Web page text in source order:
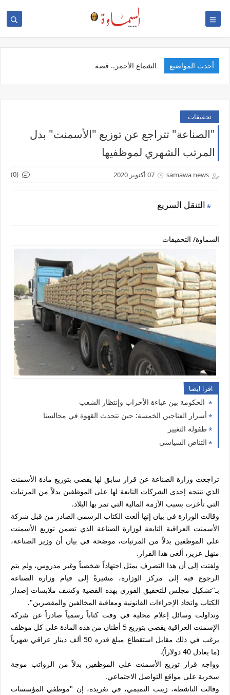
أحدث المواضيع ا
تحقيقات
"الصناعة" تتراجع عن توزيع "الأسمنت" بدل
المرتب الشهري لموظفيها
samawa news 07 أكتوبر 2020 (0)
التنقل السريع
السماوة/ التحقيقات
اقرا ايضا
الحكومة بين عباءة الأحزاب وإنتظار الشعب
أسرار الفناجين الخمسة: حين تتحدث القهوة في مجالسنا
طفولة التغيير
التناص السياسي
تراجعت وزارة الصناعة عن قرار سابق لها يقضي بتوزيع مادة الأسمنت
الذي تنتجه إحدى الشركات التابعة لها على الموظفين بدلاً من المرتبات
التي تأخرت بسبب الأزمة المالية التي تمر بها البلاد.
وقالت الوزارة في بيان إنها ألغت الكتاب الرسمي الصادر من قبل شركة
الأسمنت العراقية التابعة لوزارة الصناعة الذي تضمن توزيع الأسمنت
على الموظفين بدلاً من المرتبات، موضحة في بيان أن وزير الصناعة،
منهل عزيز، ألغى هذا القرار.
ولفتت إلى أن هذا التصرف يمثل اجتهاداً شخصياً وغير مدروس، ولم يتم
الرجوع فيه إلى مركز الوزارة، مشيرةً إلى قيام وزارة الصناعة
بـ"تشكيل مجلس للتحقيق الفوري بهذه القضية وكشف ملابسات إصدار
الكتاب واتخاذ الإجراءات القانونية ومعاقبة المخالفين والمقصرين".
وتداولت وسائل إعلام محلية في وقت كتاباً رسمياً صادراً عن شركة
الإسمنت العراقية يقضي بتوزيع 5 أطنان من هذه المادة على كل موظف
يرغب في ذلك مقابل استقطاع مبلغ قدره 50 ألف دينار عراقي شهرياً
(ما يعادل 40 دولاراً).
وواجه قرار توزيع الأسمنت على الموظفين بدلاً من الرواتب موجة
سخرية على مواقع التواصل الاجتماعي.
وقالت الناشطة، زينب التميمي، في تغريدة، إن "موظفي المؤسسات